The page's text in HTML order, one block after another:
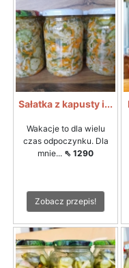
Sałatka z kapusty i...
Wakacje to dla wielu
czas odpoczynku. Dla
mnie... ⇖ 1290
Zobacz przepis!